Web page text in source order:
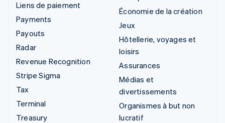
Liens de paiement
Payments
Payouts
Radar
Revenue Recognition
Stripe Sigma
Tax
Terminal
Treasury
Économie de la création
Jeux
Hôtellerie, voyages et
loisirs
Assurances
Médias et
divertissements
Organismes à but non
lucratif